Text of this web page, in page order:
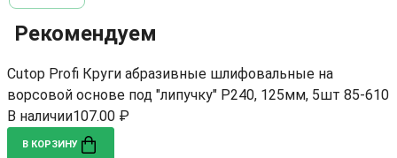
Рекомендуем
Cutop Profi Круги абразивные шлифовальные на
ворсовой основе под "липучку" Р240, 125мм, 5шт 85-610
В наличии107.00 ₽
В КОРЗИНУ